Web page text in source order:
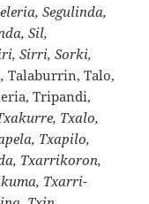
Segulinda,
Sil,
Sirri, Sorki,
Talaburrin, Talo,
Tripandi,
Txalo,
Txapilo,
Txarrikoron,
Txarri-